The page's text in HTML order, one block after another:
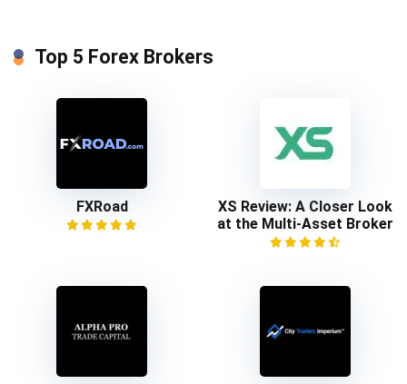
Top 5 Forex Brokers
FXRoad
XS Review: A Closer Look
at the Multi-Asset Broker